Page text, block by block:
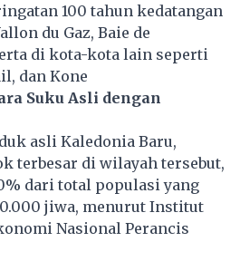
100 tahun kedatangan
du Gaz, Baie de
di kota-kota lain seperti
dan Kone
Suku Asli dengan
asli Kaledonia Baru,
terbesar di wilayah tersebut,
dari total populasi yang
jiwa, menurut Institut
Nasional Perancis